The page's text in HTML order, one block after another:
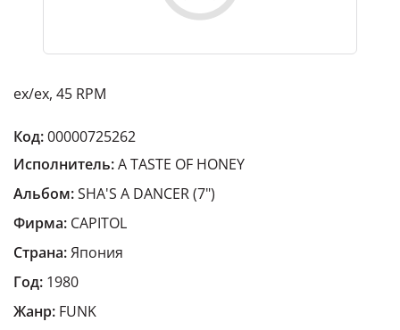
ex/ex, 45 RPM
Код:00000725262
Исполнитель:A TASTE OF HONEY
Альбом:SHA'S A DANCER (7")
Фирма: CAPITOL
Страна:Япония
Год: 1980
Жанр: FUNK